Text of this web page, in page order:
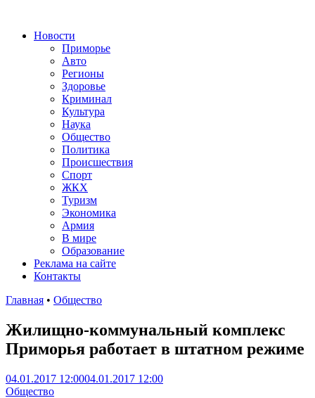
Новости
Приморье
Авто
Регионы
Здоровье
Криминал
Культура
Наука
Общество
Политика
Происшествия
Спорт
ЖКХ
Туризм
Экономика
Армия
В мире
Образование
Реклама на сайте
Контакты
Главная • Общество
Жилищно-коммунальный комплекс
Приморья работает в штатном режиме
04.01.2017 12:0004.01.2017 12:00
Общество